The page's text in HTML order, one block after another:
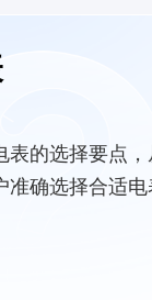
表的选择要点，
准确选择合适电